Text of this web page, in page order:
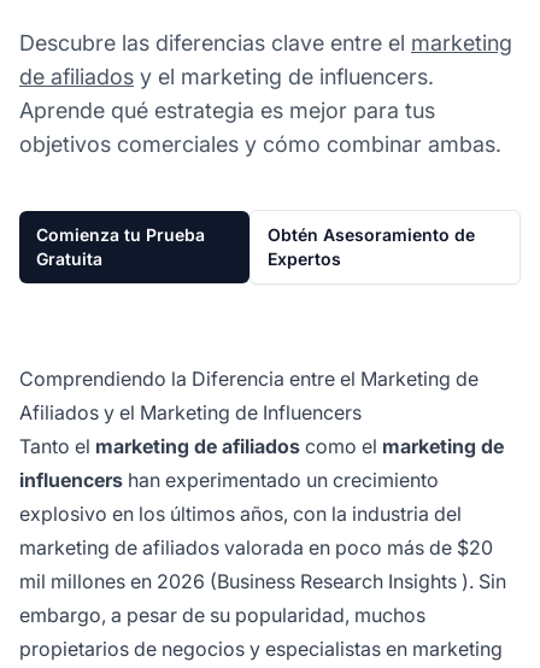
Descubre las diferencias clave entre el marketing
de afiliados y el marketing de influencers.
Aprende qué estrategia es mejor para tus
objetivos comerciales y cómo combinar ambas.
Comienza tu Prueba
Gratuita
Obtén Asesoramiento de
Expertos
Comprendiendo la Diferencia entre el Marketing de
Afiliados y el Marketing de Influencers
Tanto el marketing de afiliados como el marketing de
influencers han experimentado un crecimiento
explosivo en los últimos años, con la industria del
marketing de afiliados valorada en poco más de $20
mil millones en 2026 (Business Research Insights ). Sin
embargo, a pesar de su popularidad, muchos
propietarios de negocios y especialistas en marketing